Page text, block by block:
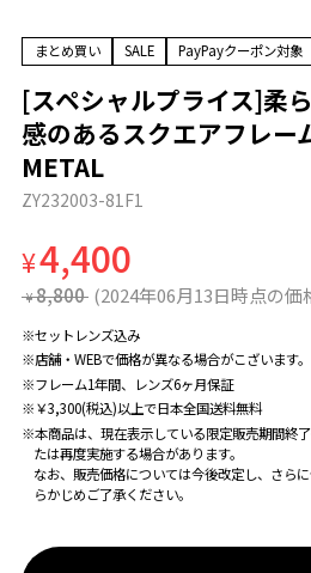
まとめ買い SALE PayPayクーポン対象
[スペシャルプライス]柔
感のあるスクエアフレー
METAL
ZY232003-81F1
¥4,400
¥ 8,800 (2024年06月13日時点の価
※セットレンズ込み
※店舗・WEBで価格が異なる場合がこざいます。
※フレーム1年間、レンズ6ヶ月保証
※￥3,300(税込)以上で日本全国送料無料
※本商品は、現在表示している限定販売期間終
たは再度実施する場合があります。
なお、販売価格については今後改定し、さら
らかじめご了承ください。